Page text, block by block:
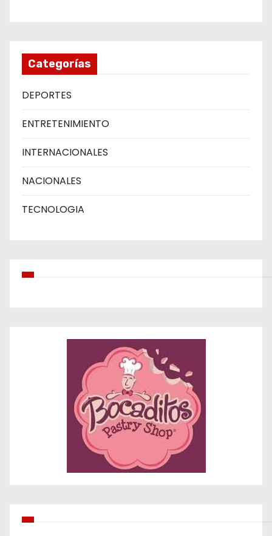
Categorías
DEPORTES
ENTRETENIMIENTO
INTERNACIONALES
NACIONALES
TECNOLOGIA